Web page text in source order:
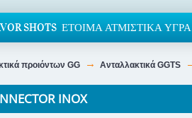
SHOTS ΈΤΟΙΜΑ ΑΤΜΙΣΤΙΚΆ ΥΓΡΆ
προιόντων GG Ανταλλακτικά GGTS
INOX